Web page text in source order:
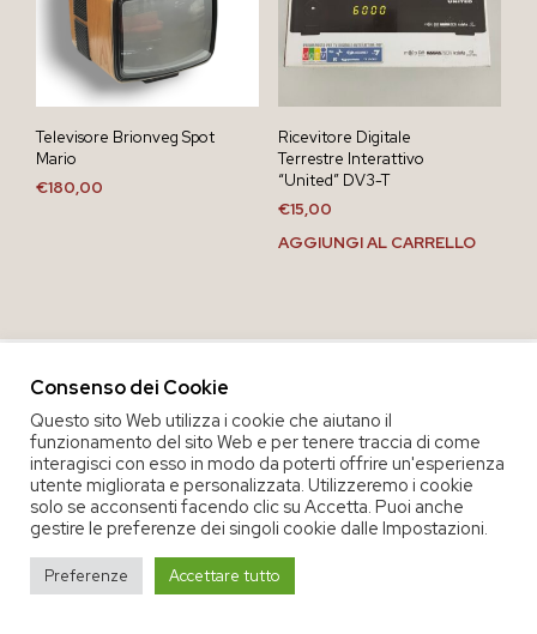
Televisore Brionveg Spot
Mario
€180,00
Ricevitore Digitale
Terrestre Interattivo
“United” DV3-T
€15,00
AGGIUNGI AL CARRELLO
COPYRIGHT 2020 COOP. SOC. OFFICINA 68 |
TERMINI E CONDIZIONI DEL SERVIZIO|
Consenso dei Cookie
Questo sito Web utilizza i cookie che aiutano il
funzionamento del sito Web e per tenere traccia di come
interagisci con esso in modo da poterti offrire un'esperienza
utente migliorata e personalizzata. Utilizzeremo i cookie
solo se acconsenti facendo clic su Accetta. Puoi anche
gestire le preferenze dei singoli cookie dalle Impostazioni.
Preferenze Accettare tutto